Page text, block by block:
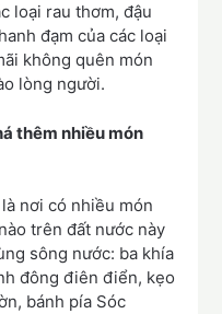
loại rau thơm, đậu
đạm của các loại
không quên món
lòng người.
thêm nhiều món
nơi có nhiều món
trên đất nước này
sông nước: ba khía
đông điên điển, kẹo
bánh pía Sóc